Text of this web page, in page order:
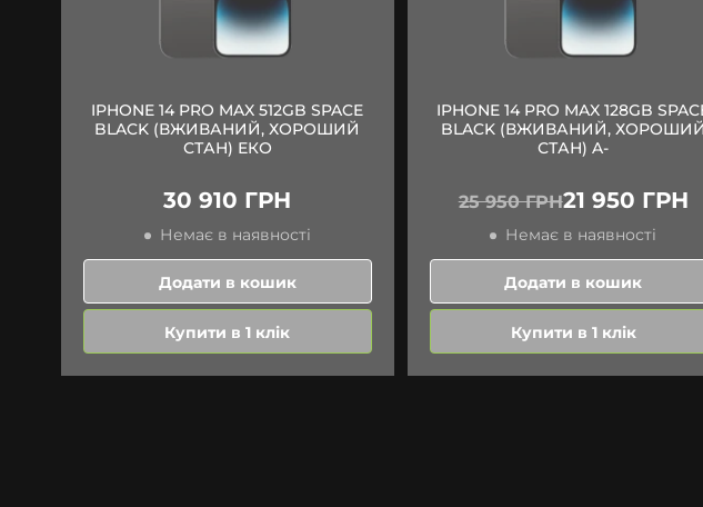
IPHONE 14 PRO MAX 512GB SPACE
BLACK (ВЖИВАНИЙ, ХОРОШИЙ
СТАН) ЕКО
30 910 ГРН
Немає в наявності
Додати в кошик
Купити в 1 клік
IPHONE 14 PRO MAX 128GB
BLACK (ВЖИВАНИЙ, ХОРОШИЙ
СТАН) A-
25 950 ГРН21 950 ГРН
Немає в наявності
Додати в кошик
Купити в 1 клік